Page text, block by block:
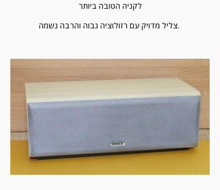
לקניה הטובה ביותר
צליל מדויק עם רזולוציה גבוה והרבה נשמה.